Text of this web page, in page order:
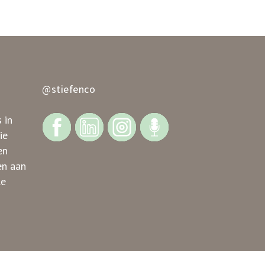
in
aan
@stiefenco